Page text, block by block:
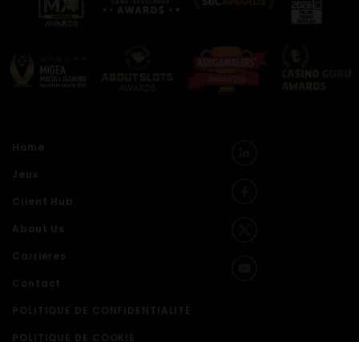
Home
Jeux
Client Hub
About Us
Carrières
Contact
POLITIQUE DE CONFIDENTIALITÉ
POLITIQUE DE COOKIE